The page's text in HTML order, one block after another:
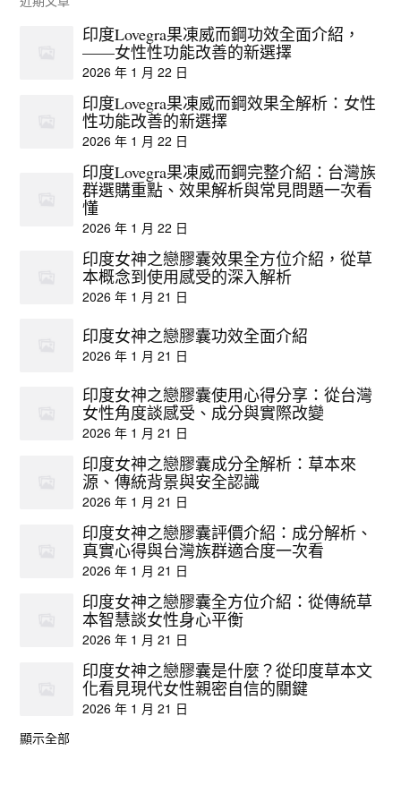
印度Lovegra果凍威而鋼功效全面介紹，
——女性性功能改善的新選擇
2026 年 1 月 22 日
印度Lovegra果凍威而鋼效果全解析：女性
性功能改善的新選擇
2026 年 1 月 22 日
印度Lovegra果凍威而鋼完整介紹：台灣族
群選購重點、效果解析與常見問題一次看
懂
2026 年 1 月 22 日
印度女神之戀膠囊效果全方位介紹，從草
本概念到使用感受的深入解析
2026 年 1 月 21 日
印度女神之戀膠囊功效全面介紹
2026 年 1 月 21 日
印度女神之戀膠囊使用心得分享：從台灣
女性角度談感受、成分與實際改變
2026 年 1 月 21 日
印度女神之戀膠囊成分全解析：草本來
源、傳統背景與安全認識
2026 年 1 月 21 日
印度女神之戀膠囊評價介紹：成分解析、
真實心得與台灣族群適合度一次看
2026 年 1 月 21 日
印度女神之戀膠囊全方位介紹：從傳統草
本智慧談女性身心平衡
2026 年 1 月 21 日
印度女神之戀膠囊是什麼？從印度草本文
化看見現代女性親密自信的關鍵
2026 年 1 月 21 日
顯示全部